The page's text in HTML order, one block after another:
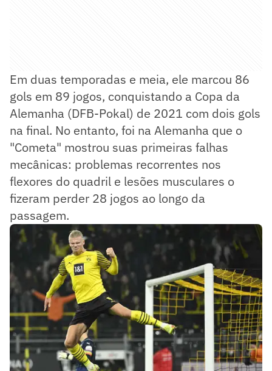
Em duas temporadas e meia, ele marcou 86
gols em 89 jogos, conquistando a Copa da
Alemanha (DFB-Pokal) de 2021 com dois gols
na final. No entanto, foi na Alemanha que o
"Cometa" mostrou suas primeiras falhas
mecânicas: problemas recorrentes nos
flexores do quadril e lesões musculares o
fizeram perder 28 jogos ao longo da
passagem.